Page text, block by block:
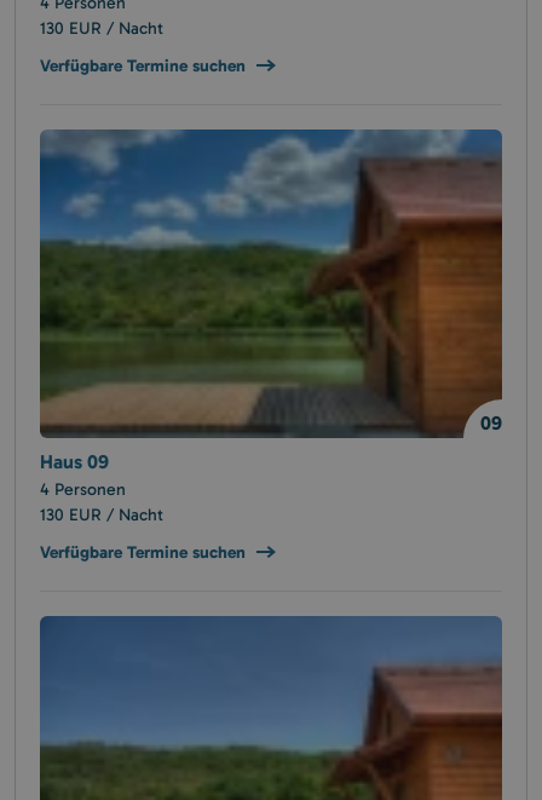
130 EUR / Nacht
Verfügbare Termine suchen
Haus 09
09
4 Personen
130 EUR / Nacht
Verfügbare Termine suchen